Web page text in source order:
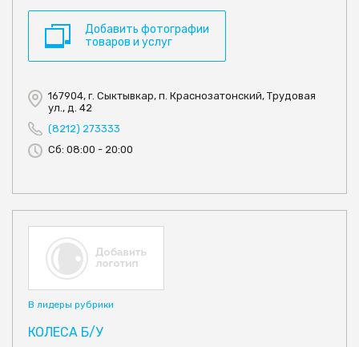
Добавить фотографии
товаров и услуг
167904, г. Сыктывкар, п. Краснозатонский, Трудовая
ул., д. 42
(8212) 273333
Сб: 08:00 - 20:00
В лидеры рубрики
КОЛЕСА Б/У